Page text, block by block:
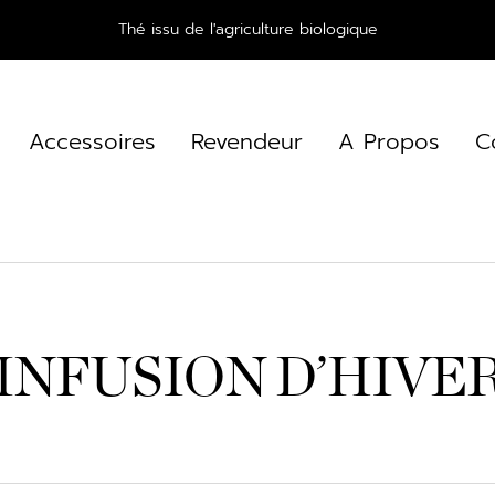
Thé issu de l'agriculture biologique
Accessoires Revendeur A Propos